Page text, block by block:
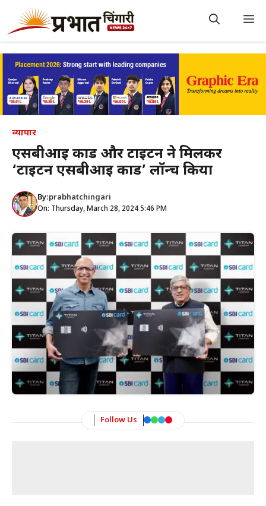
content
व्यापार
एसबीआई कार्ड और टाइटन ने मिलकर
‘टाइटन एसबीआई कार्ड’ लॉन्च किया
By:prabhatchingari
On: Thursday, March 28, 2024 5:46 PM
Follow Us